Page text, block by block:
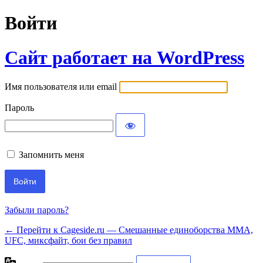
Войти
Сайт работает на WordPress
Имя пользователя или email
Пароль
Запомнить меня
Забыли пароль?
← Перейти к Cageside.ru — Смешанные единоборства MMA,
UFC, миксфайт, бои без правил